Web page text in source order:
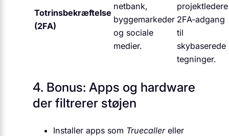
Totrinsbekræftelse
(2FA)
netbank,
byggemarkeder
og sociale
medier.
projektledere
2FA-adgang
til
skybaserede
tegninger.
4. Bonus: Apps og hardware
der filtrerer støjen
Installer apps som Truecallereller